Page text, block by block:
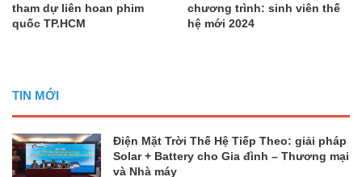
tham dự liên hoan phim
quốc TP.HCM
chương trình: sinh viên thế
hệ mới 2024
TIN MỚI
Điện Mặt Trời Thế Hệ Tiếp Theo: giải pháp
Solar + Battery cho Gia đình – Thương mại
và Nhà máy